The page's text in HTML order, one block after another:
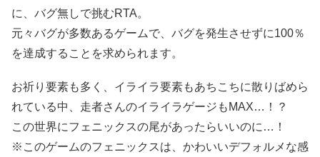
に、バグ無しで挑むRTA。
元々バグが多数あるゲームで、バグを発生させずに100％
を達成することを求められます。
お祈り要素も多く、イライラ要素もあちこちに散りばめら
れている中、走者さんのイライラゲージもMAX…！？
この世界にフェニックスの尾があったらいいのに…！
※このゲームのフェニックスは、かわいいデフォルメな感